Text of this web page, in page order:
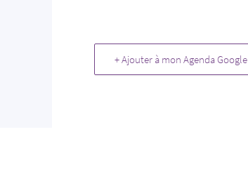
+ Ajouter à mon Agenda Google